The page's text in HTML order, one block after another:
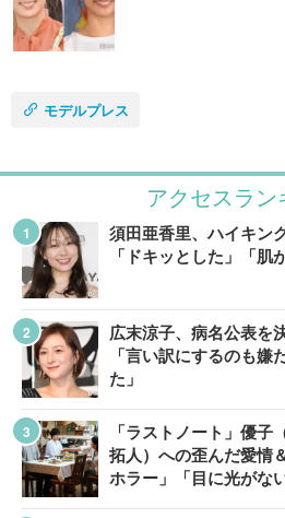
モデルプレス
アクセスラン
須田亜香里、ハイキン
「ドキッとした」「肌
広末涼子、病名公表を
「言い訳にするのも
た」
「ラストノート」優
拓人）への歪んだ愛情
ホラー」「目に光がな